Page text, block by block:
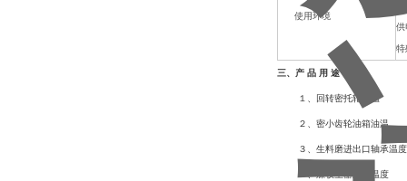
使用环境
供
特
三、产 品 用 途：
１、回转密托轮油温
２、密小齿轮油箱油温
３、生料磨进出口轴承温度
４、煤收尘器灰斗温度